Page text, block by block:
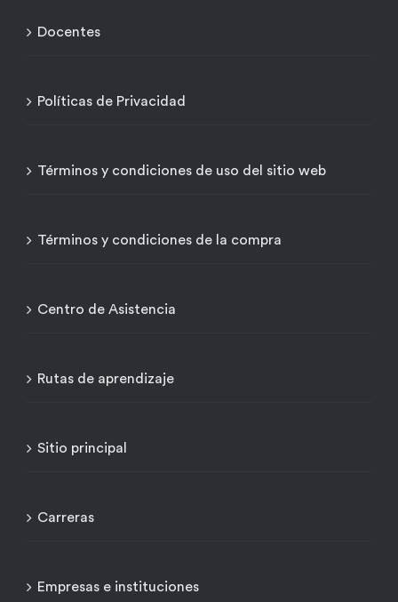
Docentes
Políticas de Privacidad
Términos y condiciones de uso del sitio web
Términos y condiciones de la compra
Centro de Asistencia
Rutas de aprendizaje
Sitio principal
Carreras
Empresas e instituciones